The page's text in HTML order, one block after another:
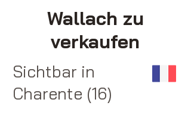
Wallach zu
verkaufen
Sichtbar in
Charente (16)